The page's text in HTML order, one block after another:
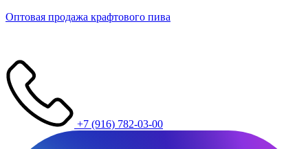
Оптовая продажа крафтового пива
+7 (916) 782-03-00